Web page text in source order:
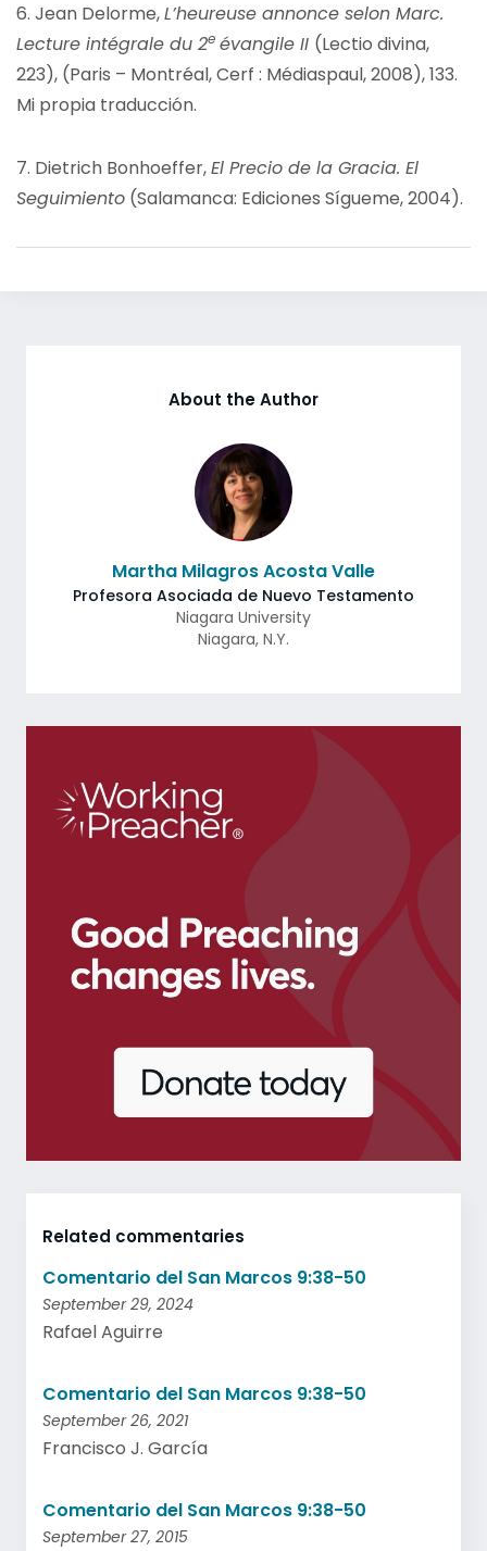
6. Jean Delorme,L’heureuse annonce selon Marc.
Lecture intégrale du 2e évangile II (Lectio divina,
223), (Paris – Montréal, Cerf : Médiaspaul, 2008), 133.
Mi propia traducción.
7. Dietrich Bonhoeffer,El Precio de la Gracia. El
Seguimiento (Salamanca: Ediciones Sígueme, 2004).
About the Author
Martha Milagros Acosta Valle
Profesora Asociada de Nuevo Testamento
Niagara University
Niagara, N.Y.
Related commentaries
Comentario del San Marcos 9:38-50
September 29, 2024
Rafael Aguirre
Comentario del San Marcos 9:38-50
September 26, 2021
Francisco J. García
Comentario del San Marcos 9:38-50
September 27, 2015